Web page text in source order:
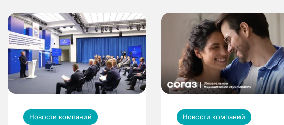
Новости компаний Новости компаний